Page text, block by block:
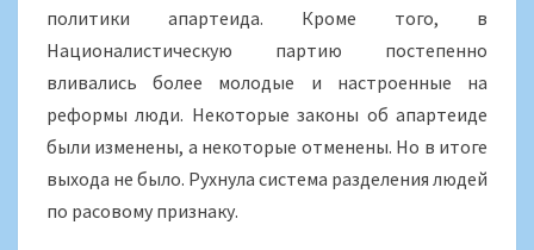
политики апартеида. Кроме того, в
Националистическую партию постепенно
вливались более молодые и настроенные на
реформы люди. Некоторые законы об апартеиде
были изменены, а некоторые отменены. Но в итоге
выхода не было. Рухнула система разделения людей
по расовому признаку.